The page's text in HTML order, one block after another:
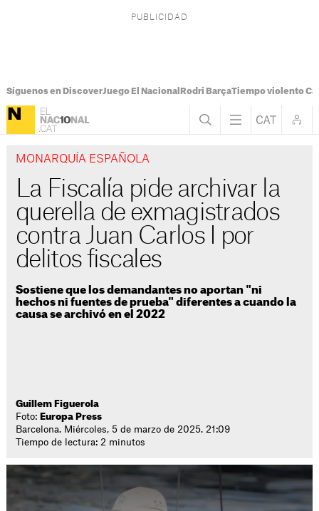
Síguenos en DiscoverJuego El Nacional Rodri BarçaTiempo violento
MONARQUÍA ESPAÑOLA
La Fiscalía pide archivar la
querella de exmagistrados
contra Juan Carlos I por
delitos fiscales
Sostiene que los demandantes no aportan "ni
hechos ni fuentes de prueba" diferentes a cuando la
causa se archivó en el 2022
Guillem Figuerola
Foto: Europa Press
Barcelona. Miércoles, 5 de marzo de 2025. 21:09
Tiempo de lectura: 2 minutos